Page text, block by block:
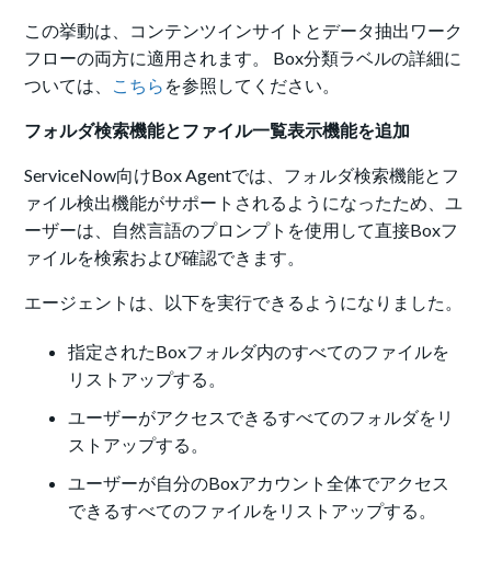
この挙動は、コンテンツインサイトとデータ抽出ワーク
フローの両方に適用されます。 Box分類ラベルの詳細に
ついては、 こちら を参照してください。
フォルダ検索機能とファイル一覧表示機能を追加
ServiceNow向けBox Agentでは、フォルダ検索機能とフ
ァイル検出機能がサポートされるようになったため、ユ
ーザーは、自然言語のプロンプトを使用して直接Boxフ
ァイルを検索および確認できます。
エージェントは、以下を実行できるようになりました。
指定されたBoxフォルダ内のすべてのファイルを
リストアップする。
ユーザーがアクセスできるすべてのフォルダをリ
ストアップする。
ユーザーが自分のBoxアカウント全体でアクセス
できるすべてのファイルをリストアップする。